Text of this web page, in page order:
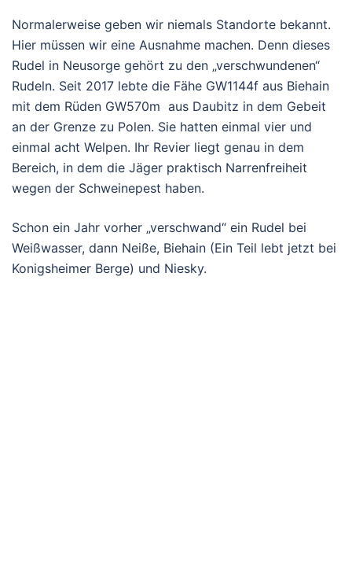
Normalerweise geben wir niemals Standorte bekannt.
Hier müssen wir eine Ausnahme machen. Denn dieses
Rudel in Neusorge gehört zu den „verschwundenen“
Rudeln. Seit 2017 lebte die Fähe GW1144f aus Biehain
mit dem Rüden GW570m aus Daubitz in dem Gebeit
an der Grenze zu Polen. Sie hatten einmal vier und
einmal acht Welpen. Ihr Revier liegt genau in dem
Bereich, in dem die Jäger praktisch Narrenfreiheit
wegen der Schweinepest haben.
Schon ein Jahr vorher „verschwand“ ein Rudel bei
Weißwasser, dann Neiße, Biehain (Ein Teil lebt jetzt bei
Konigsheimer Berge) und Niesky.